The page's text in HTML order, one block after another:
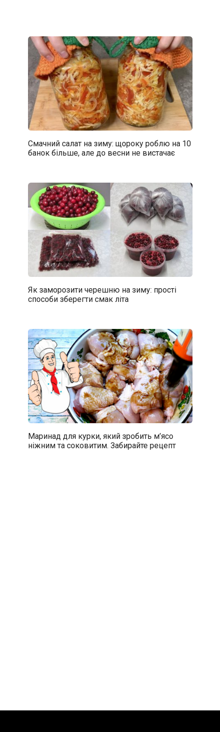
Смачний салат на зиму: щороку роблю на 10
банок більше, але до весни не вистачає
Як заморозити черешню на зиму: прості
способи зберегти смак літа
Маринад для курки, який зробить м’ясо
ніжним та соковитим. Забирайте рецепт